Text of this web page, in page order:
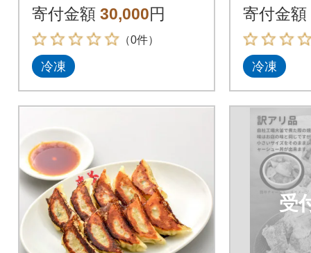
寄付金額 30,000円
（0件）
冷凍
寄付金額
冷凍
受